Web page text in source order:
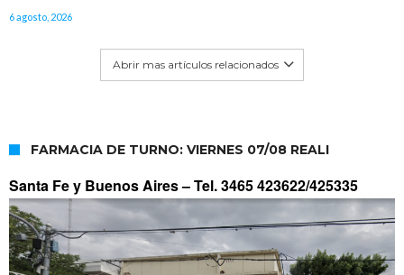
6 agosto, 2026
Abrir mas artículos relacionados
FARMACIA DE TURNO: VIERNES 07/08 REALI
Santa Fe y Buenos Aires –Tel. 3465 423622/425335